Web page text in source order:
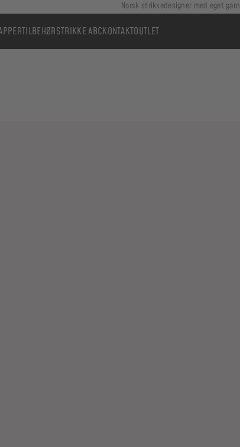
Norsk strikkedesigner med eget garn
TILBEHØRSTRIKKE ABCKONTAKTOUTLET